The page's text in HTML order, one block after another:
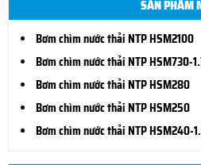
SẢN PHẨM
Bơm chìm nước thải NTP HSM2100
Bơm chìm nước thải NTP HSM730-
Bơm chìm nước thải NTP HSM280
Bơm chìm nước thải NTP HSM250
Bơm chìm nước thải NTP HSM240-